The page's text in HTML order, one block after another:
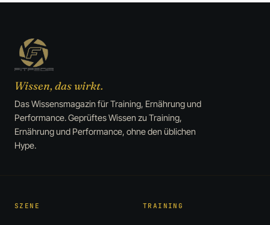
Wissen, das wirkt.
Das Wissensmagazin für Training, Ernährung und
Performance. Geprüftes Wissen zu Training,
Ernährung und Performance, ohne den üblichen
Hype.
SZENE TRAINING